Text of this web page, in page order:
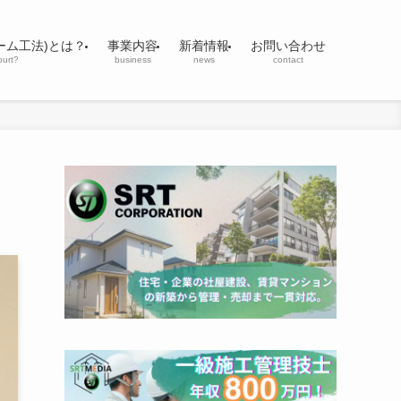
ム工法)とは？ 事業内容
business
新着情報
news
お問い合わせ
contact